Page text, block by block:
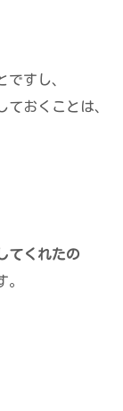
すし、
おくことは、
てくれたの
。